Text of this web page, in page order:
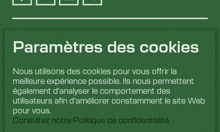
Paramètres des cookies
Nous utilisons des cookies pour vous offrir la
meilleure expérience possible. Ils nous permettent
également d'analyser le comportement des
utilisateurs afin d'améliorer constamment le site Web
pour vous.
Consultez notre Politique de confidentialité